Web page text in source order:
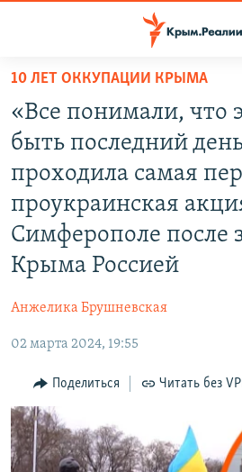
Вернуться
основному
содержанию
главной
навигации
Вернутся
СПЕЦПРОЕКТЫ
11 ЛЕТ ОККУПАЦИИ КРЫМА. 11
ЕЩЕ
ИНТЕРАКТИВ
СОВЕТЫ ПРАВОЗАЩИТНИКОВ
ПРОПАВШИЕ БЕЗ ВЕСТИ
ПОБЕДИТЕЛЕЙ НЕ СУДЯТ?
КРЫМ.НЕПОКОРЕННЫЙ
РАДІО СВОБОДА
Українською
ПРИСОЕДИНЯЙТЕСЬ!
10 ЛЕТ ОККУПАЦИИ КРЫМА
«Все понимали, что
быть последний
проходила самая
проукраинская
Симферополе после
Крыма Россией
Анжелика Брушневская
02 марта 2024, 19:55
Поделиться Читать без